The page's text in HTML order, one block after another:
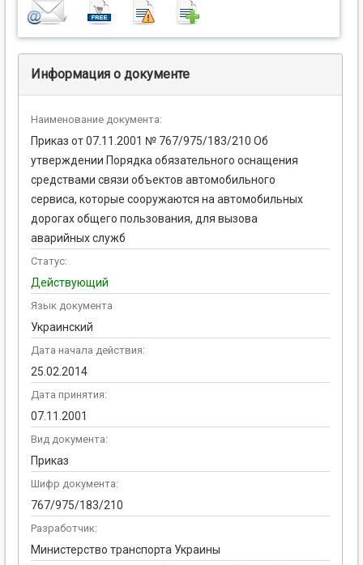
Информация о документе
Наименование документа:
Приказ от 07.11.2001 № 767/975/183/210 Об
утверждении Порядка обязательного оснащения
средствами связи объектов автомобильного
сервиса, которые сооружаются на автомобильных
дорогах общего пользования, для вызова
аварийных служб
Статус:
Действующий
Язык документа
Украинский
Дата начала действия:
25.02.2014
Дата принятия:
07.11.2001
Вид документа:
Приказ
Шифр документа:
767/975/183/210
Разработчик:
Министерство транспорта Украины